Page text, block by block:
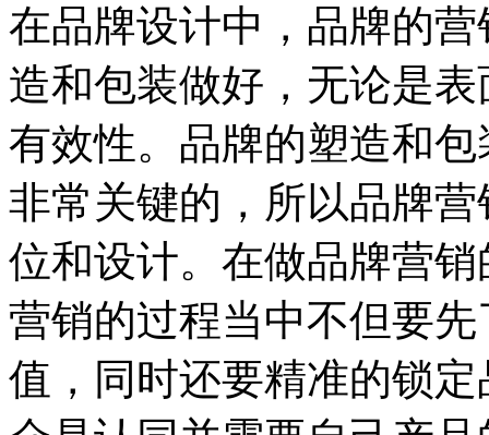
在品牌设计中，品牌的
造和包装做好，无论是
有效性。品牌的塑造和
非常关键的，所以品牌
位和设计。在做品牌营
营销的过程当中不但要
值，同时还要精准的锁